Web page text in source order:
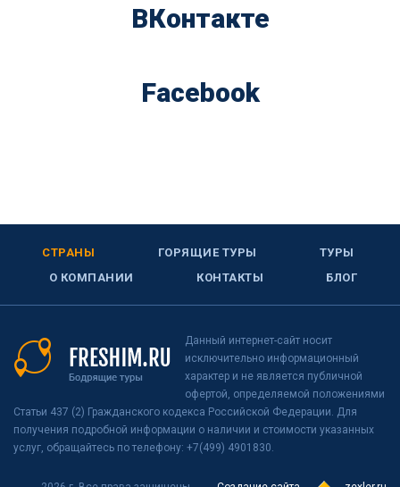
ВКонтакте
Facebook
СТРАНЫ ГОРЯЩИЕ ТУРЫ
ТУРЫ
О КОМПАНИИ
КОНТАКТЫ БЛОГ
Данный интернет-сайт носит
исключительно информационный
характер и не является публичной
офертой, определяемой положениями
Статьи 437 (2) Гражданского кодекса Российской Федерации. Для
получения подробной информации о наличии и стоимости указанных
услуг, обращайтесь по телефону: +7(499) 4901830.